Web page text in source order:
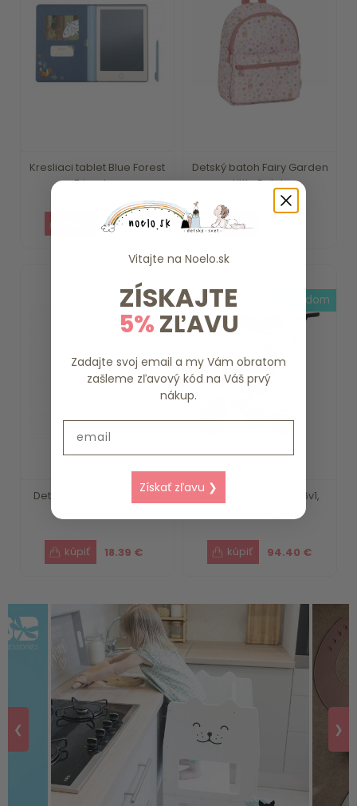
Kresliaci tablet Blue Forest
Friends ...
15.79 €
Detský batoh Fairy Garden
Little Dutch
Detský batoh Farma Little
18.39 €
skladom
Trojkolka Razor Pro 6v1,
94.40 €
skladom
❮ ❯
Vitajte na Noelo.sk
ZÍSKAJTE
5%ZĽAVU
Zadajte svoj email a my Vám obratom
zašleme zľavový kód na Váš prvý
nákup.
Získať zľavu ❯